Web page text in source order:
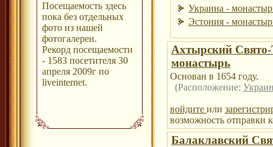
Посещаемость здесь
пока без отдельных
фото из нашей
фотогалереи.
Рекорд посещаемости
- 1583 посетителя 30
апреля 2009г по
liveinternet.
Украина -
Эстония -
Ахтырский
монастырь
Основан в 1654 году.
(Расположение:
войдите или
возможность отправки
Балаклавский